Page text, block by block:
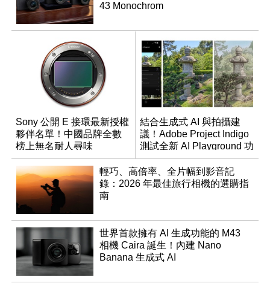
43 Monochrom
Sony 公開 E 接環最新授權
夥伴名單！中國品牌全數
榜上無名耐人尋味
結合生成式 AI 與拍攝建
議！Adobe Project Indigo
測試全新 AI Playground 功
能
輕巧、高倍率、全片幅到影音記
錄：2026 年最佳旅行相機的選購指
南
世界首款擁有 AI 生成功能的 M43
相機 Caira 誕生！內建 Nano
Banana 生成式 AI